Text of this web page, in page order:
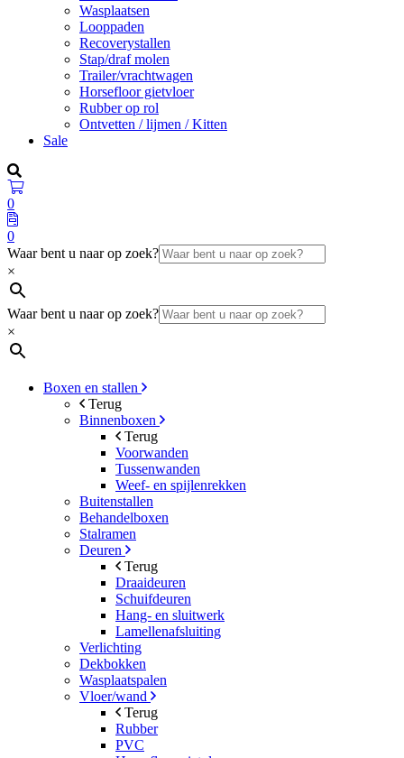
Wasplaatsen
Looppaden
Recoverystallen
Stap/draf molen
Trailer/vrachtwagen
Horsefloor gietvloer
Rubber op rol
Ontvetten / lijmen / Kitten
Sale
0
0
Waar bent u naar op zoek?
×
Waar bent u naar op zoek?
×
Boxen en stallen
Terug
Binnenboxen
Terug
Voorwanden
Tussenwanden
Weef- en spijlenrekken
Buitenstallen
Behandelboxen
Stalramen
Deuren
Terug
Draaideuren
Schuifdeuren
Hang- en sluitwerk
Lamellenafsluiting
Verlichting
Dekbokken
Wasplaatspalen
Vloer/wand
Terug
Rubber
PVC